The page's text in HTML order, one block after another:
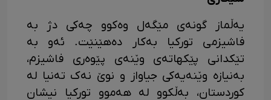
یە­ڵماز گونە­ی مێگەل وەکوو چەکی دژ بە
فاشیزمی تورکیا بەکار دەهێنێت. ئەو بە
تێکدانی پێکهاتەی وێنەی پێوەری فاشیزم،
بەنیازە وێنەیەکی جیاواز و نوێ نەک تەنیا لە
کوردستان، بەڵکوو لە هەموو تورکیا نیشان